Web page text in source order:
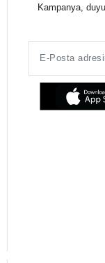
Kampanya,